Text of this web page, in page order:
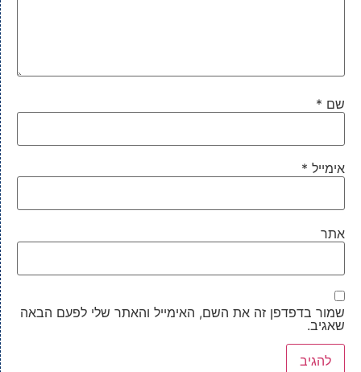
שם *
אימייל *
אתר
שמור בדפדפן זה את השם, האימייל והאתר שלי לפעם הבאה
שאגיב.